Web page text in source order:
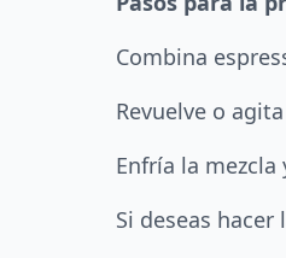
Combina
Revuelve o
Enfría la
Si deseas